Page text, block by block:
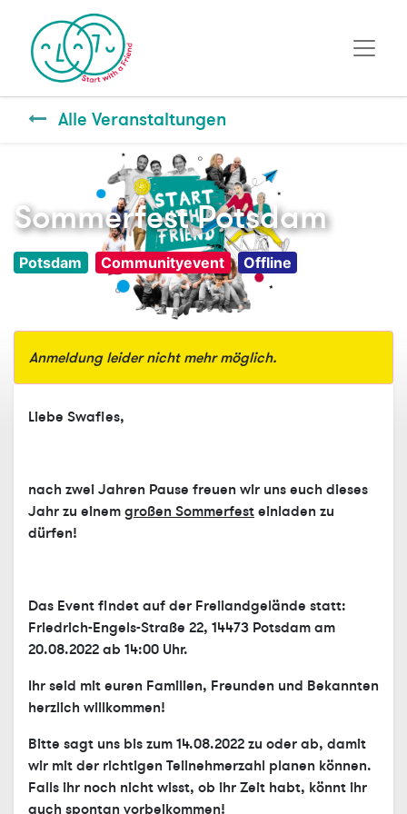
Alle Veranstaltungen
Sommerfest Potsdam
Potsdam Communityevent Offline
Anmeldung leider nicht mehr möglich.
Liebe Swafies,
nach zwei Jahren Pause freuen wir uns euch dieses
Jahr zu einemgroßen Sommerfesteinladen zu
dürfen!
Das Event findet auf der Freilandgelände statt:
Friedrich-Engels-Straße 22, 14473 Potsdam am
20.08.2022 ab 14:00 Uhr.
Ihr seid mit euren Familien, Freunden und Bekannten
herzlich willkommen!
Bitte sagt uns bis zum 14.08.2022 zu oder ab, damit
wir mit der richtigen Teilnehmerzahl planen können.
Falls ihr noch nicht wisst, ob ihr Zeit habt, könnt ihr
auch spontan vorbeikommen!